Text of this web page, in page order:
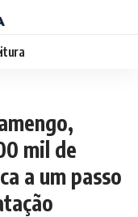
mil de
a um passo